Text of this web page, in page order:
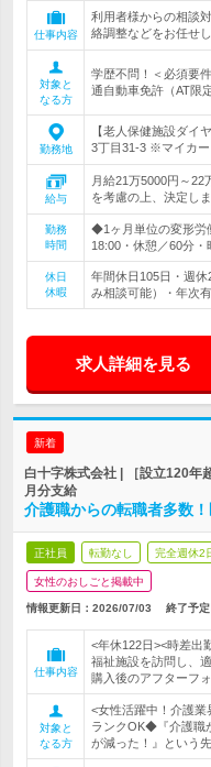
仕事内容
利用者様からの相談
絡調整などをお任せ
対象と
なる方
学歴不問！＜必須要
通自動車免許（AT限
勤務地
【老人保健施設ダイ
3丁目31-3 ※マイカー
給与
月給21万5000円～
を考慮の上、決定し
勤務
時間
◆1ヶ月単位の変形労
18:00・休憩／60分・
休日
休暇
年間休日105日・週
み相談可能）・年次
求人詳細を見る
新着
白十字株式会社 | ［設立120年
月分支給
介護職からの転職者多数
正社員 転勤なし 完全週休2
女性のおしごと掲載中
情報更新日：2026/07/03 終了予定
仕事内容
<年休122日><時差出
福祉施設を訪問し、
購入後のアフターフ
対象と
なる方
<女性活躍中！介護
ランクOK◆『介護職
が減った！』という